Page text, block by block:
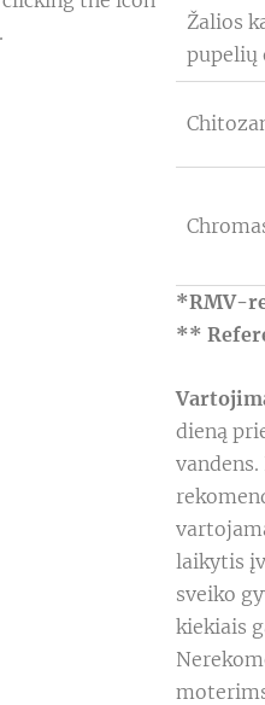
Žalios
pupelių
*RMV-
**
dieną
laikytis
sveiko
kiekiais